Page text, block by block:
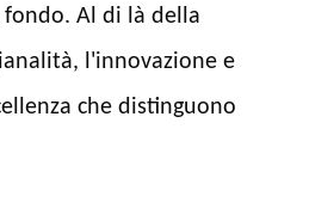
Al di là della
l'innovazione e
che distinguono